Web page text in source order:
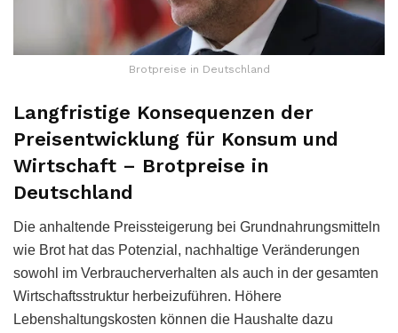
Brotpreise in Deutschland
Langfristige Konsequenzen der
Preisentwicklung für Konsum und
Wirtschaft – Brotpreise in
Deutschland
Die anhaltende Preissteigerung bei Grundnahrungsmitteln
wie Brot hat das Potenzial, nachhaltige Veränderungen
sowohl im Verbraucherverhalten als auch in der gesamten
Wirtschaftsstruktur herbeizuführen. Höhere
Lebenshaltungskosten können die Haushalte dazu